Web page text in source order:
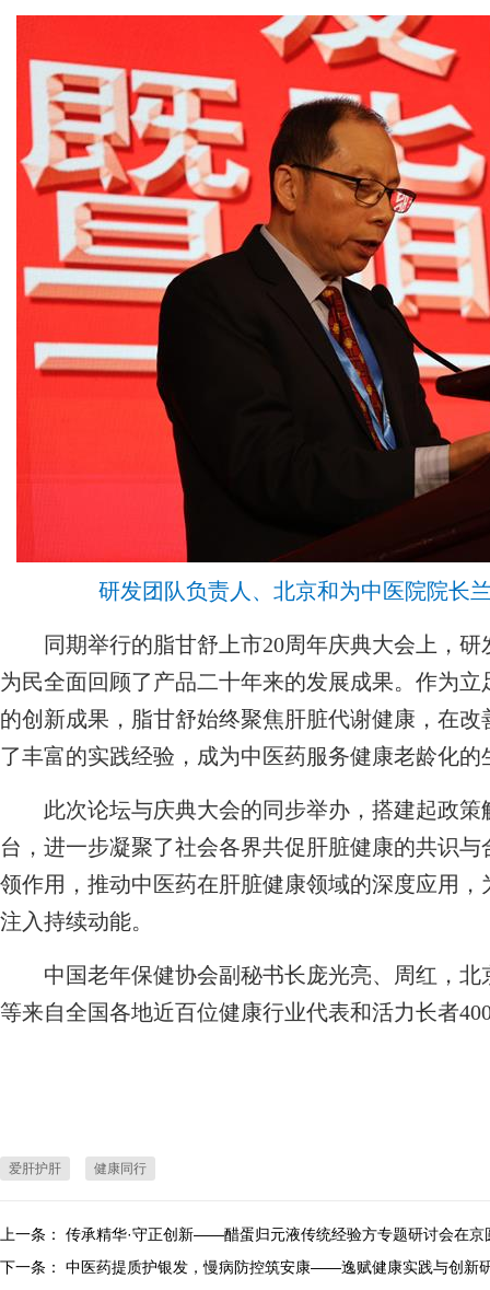
研发团队负责人、北京和为中医院院长
同期举行的脂甘舒上市20周年庆典大会上，研
为民全面回顾了产品二十年来的发展成果。作为
的创新成果，脂甘舒始终聚焦肝脏代谢健康，在
了丰富的实践经验，成为中医药服务健康老龄化的
此次论坛与庆典大会的同步举办，搭建起政策
台，进一步凝聚了社会各界共促肝脏健康的共识
领作用，推动中医药在肝脏健康领域的深度应用
注入持续动能。
中国老年保健协会副秘书长庞光亮、周红，北
等来自全国各地近百位健康行业代表和活力长者
爱肝护肝 健康同行
上一条： 传承精华·守正创新——醋蛋归元液传统经验方专题研讨会在京
下一条： 中医药提质护银发，慢病防控筑安康——逸赋健康实践与创新